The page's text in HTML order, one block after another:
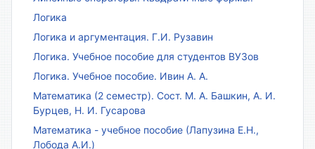
Логика
Логика и аргументация. Г.И. Рузавин
Логика. Учебное пособие для студентов ВУЗов
Логика. Учебное пособие. Ивин А. А.
Математика (2 семестр). Сост. М. А. Башкин, А. И.
Бурцев, Н. И. Гусарова
Математика - учебное пособие (Лапузина Е.Н.,
Лобода А.И.)